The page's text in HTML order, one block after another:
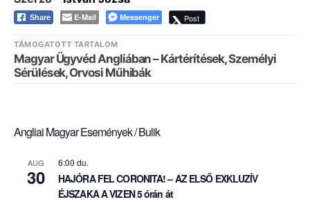
Share E-Mail Messenger Post
TÁMOGATOTT TARTALOM
Magyar Ügyvéd Angliában – Kártérítések, Személyi
Sérülések, Orvosi Műhibák
Angliai Magyar Események / Bulik
AUG
30
6:00 du.
HAJÓRA FEL CORONITA! – AZ ELSŐ EXKLUZÍV
ÉJSZAKA A VIZEN 5 órán át